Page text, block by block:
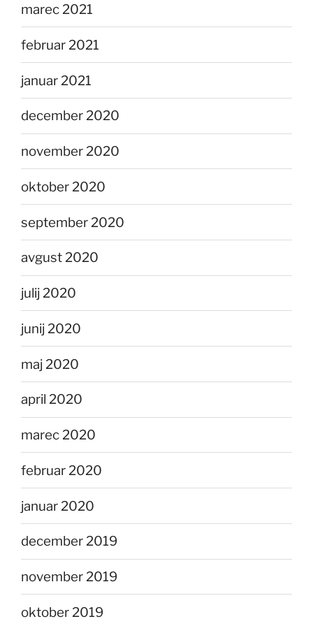
marec 2021
februar 2021
januar 2021
december 2020
november 2020
oktober 2020
september 2020
avgust 2020
julij 2020
junij 2020
maj 2020
april 2020
marec 2020
februar 2020
januar 2020
december 2019
november 2019
oktober 2019